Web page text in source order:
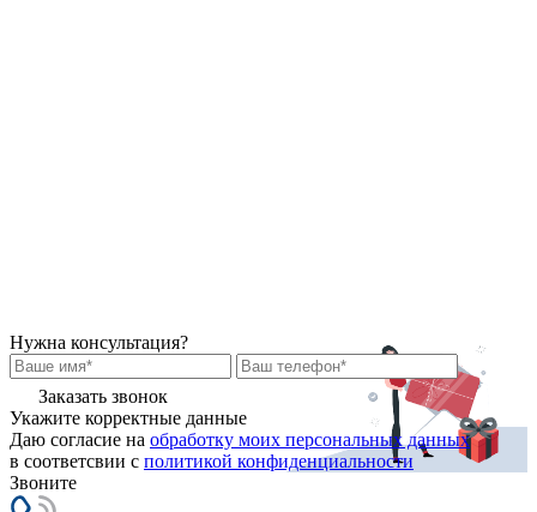
Нужна консультация?
Заказать звонок
Укажите корректные данные
Даю согласие на обработку моих персональных данных
в соответсвии с политикой конфиденциальности
Звоните